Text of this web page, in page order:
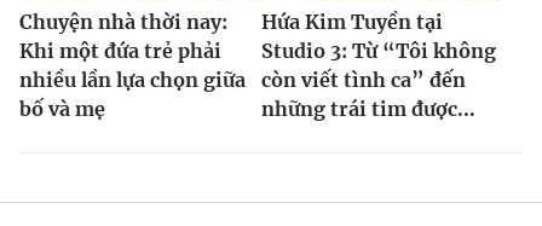
Chuyện nhà thời nay:
Khi một đứa trẻ phải
nhiều lần lựa chọn giữa
bố và mẹ
Hứa Kim Tuyền tại
Studio 3: Từ “Tôi không
còn viết tình ca” đến
những trái tim được...